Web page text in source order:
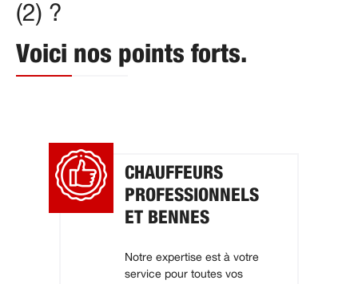
(2) ?
Voici nos points forts.
CHAUFFEURS
PROFESSIONNELS
ET BENNES
Notre expertise est à votre
service pour toutes vos